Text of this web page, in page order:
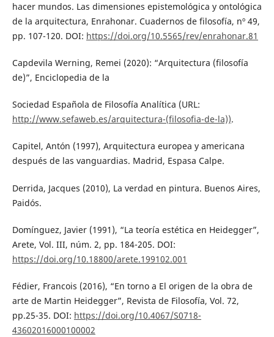
hacer mundos. Las dimensiones epistemológica y ontológica
de la arquitectura, Enrahonar. Cuadernos de filosofía, nº 49,
pp. 107-120. DOI: https://doi.org/10.5565/rev/enrahonar.81
Capdevila Werning, Remei (2020): “Arquitectura (filosofía
de)”, Enciclopedia de la
Sociedad Española de Filosofía Analítica (URL:
http://www.sefaweb.es/arquitectura-(filosofia-de-la)).
Capitel, Antón (1997), Arquitectura europea y americana
después de las vanguardias. Madrid, Espasa Calpe.
Derrida, Jacques (2010), La verdad en pintura. Buenos Aires,
Paidós.
Domínguez, Javier (1991), “La teoría estética en Heidegger”,
Arete, Vol. III, núm. 2, pp. 184-205. DOI:
https://doi.org/10.18800/arete.199102.001
Fédier, Francois (2016), “En torno a El origen de la obra de
arte de Martin Heidegger”, Revista de Filosofía, Vol. 72,
pp.25-35. DOI: https://doi.org/10.4067/S0718-
43602016000100002